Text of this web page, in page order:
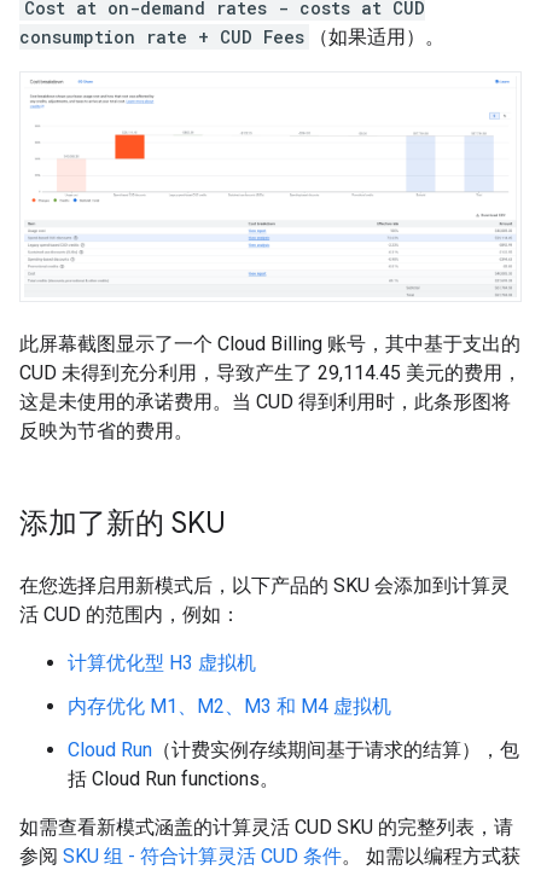
Cost at on-demand rates - costs at CUD
consumption rate + CUD Fees
（如果适用）。
此屏幕截图显示了一个 Cloud Billing 账号，其中基于支出的
CUD 未得到充分利用，导致产生了 29,114.45 美元的费用，
这是未使用的承诺费用。当 CUD 得到利用时，此条形图将
反映为节省的费用。
添加了新的 SKU
在您选择启用新模式后，以下产品的 SKU 会添加到计算灵
活 CUD 的范围内，例如：
计算优化型 H3 虚拟机
内存优化 M1、M2、M3 和 M4 虚拟机
Cloud Run （计费实例存续期间基于请求的结算），包
括 Cloud Run functions。
如需查看新模式涵盖的计算灵活 CUD SKU 的完整列表，请
参阅 SKU 组 - 符合计算灵活 CUD 条件。 如需以编程方式获